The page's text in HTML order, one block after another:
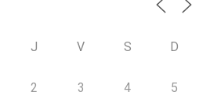
J V S D
2 3 4 5